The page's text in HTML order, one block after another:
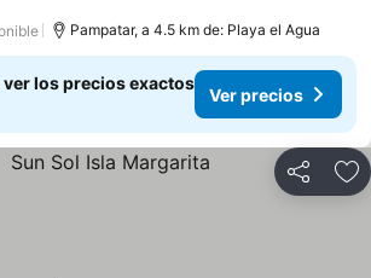
Pampatar, a 4.5 km de: Playa el Agua
los precios exactos
Ver precios
Compartir